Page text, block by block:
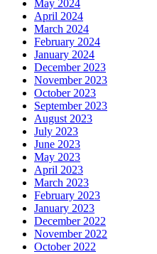
May 2024
April 2024
March 2024
February 2024
January 2024
December 2023
November 2023
October 2023
September 2023
August 2023
July 2023
June 2023
May 2023
April 2023
March 2023
February 2023
January 2023
December 2022
November 2022
October 2022